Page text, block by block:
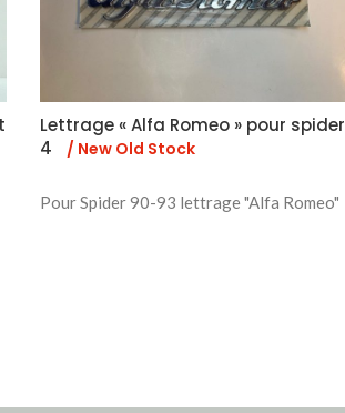
Lettrage « Alfa Romeo » pour spider
4
/ New Old Stock
Pour Spider 90-93 lettrage "Alfa Romeo"